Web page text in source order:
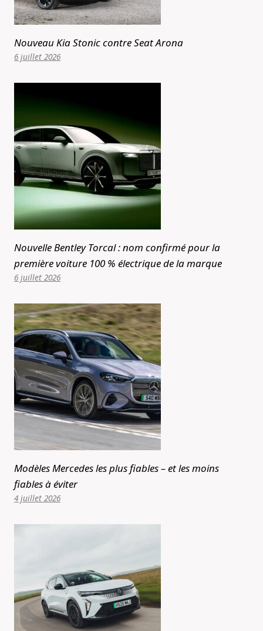
Nouveau Kia Stonic contre Seat Arona
6 juillet 2026
Nouvelle Bentley Torcal : nom confirmé pour la
première voiture 100 % électrique de la marque
6 juillet 2026
Modèles Mercedes les plus fiables – et les moins
fiables à éviter
4 juillet 2026